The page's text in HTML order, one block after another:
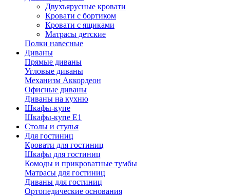
Двухъярусные кровати
Кровати с бортиком
Кровати с ящиками
Матрасы детские
Полки навесные
Диваны
Прямые диваны
Угловые диваны
Механизм Аккордеон
Офисные диваны
Диваны на кухню
Шкафы-купе
Шкафы-купе Е1
Столы и стулья
Для гостиниц
Кровати для гостиниц
Шкафы для гостиниц
Комоды и прикроватные тумбы
Матрасы для гостиниц
Диваны для гостиниц
Ортопедические основания